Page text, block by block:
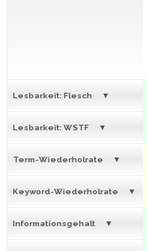
Lesbarkeit: Flesch
Lesbarkeit: WSTF
Term-Wiederholrate
Keyword-Wiederholrate
Informationsgehalt